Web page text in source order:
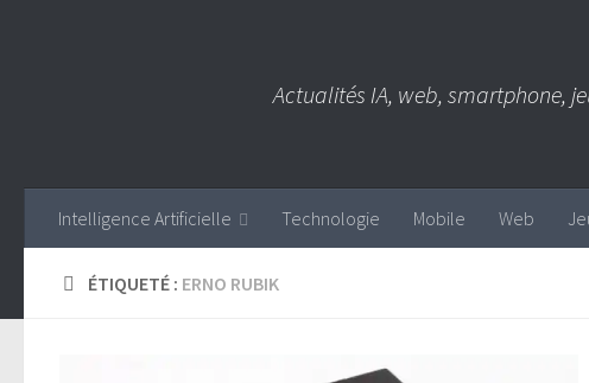
Actualités IA, web, smartphone,
Intelligence Artificielle Technologie Mobile Web
ÉTIQUETÉ : ERNO RUBIK